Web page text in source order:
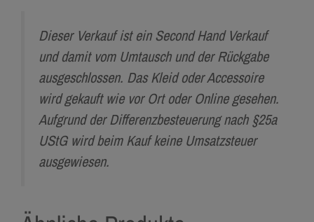
Dieser Verkauf ist ein Second Hand Verkauf
und damit vom Umtausch und der Rückgabe
ausgeschlossen. Das Kleid oder Accessoire
wird gekauft wie vor Ort oder Online gesehen.
Aufgrund der Differenzbesteuerung nach §25a
UStG wird beim Kauf keine Umsatzsteuer
ausgewiesen.